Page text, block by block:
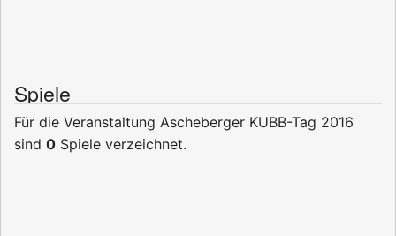
Spiele
Für die Veranstaltung Ascheberger KUBB-Tag 2016
sind 0 Spiele verzeichnet.